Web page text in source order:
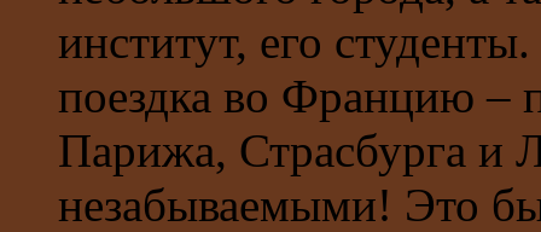
институт, его
поездка во Францию –
Парижа, Страсбурга и
незабываемыми! Это